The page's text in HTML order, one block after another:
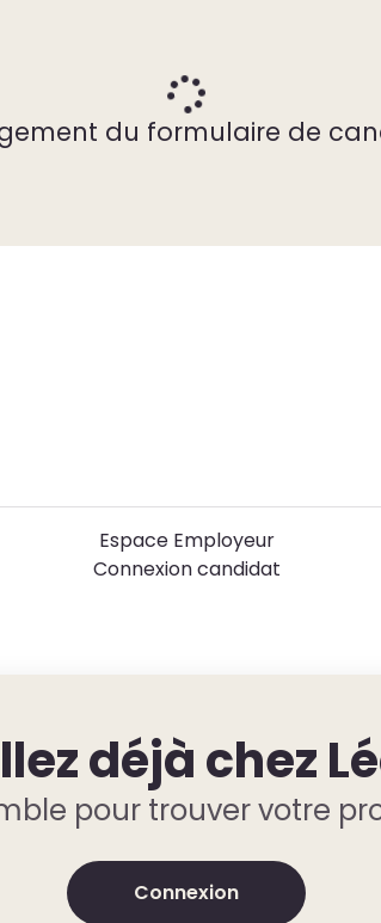
du formulaire de
Espace Employeur
Connexion candidat
déjà chez
pour trouver votre
Connexion